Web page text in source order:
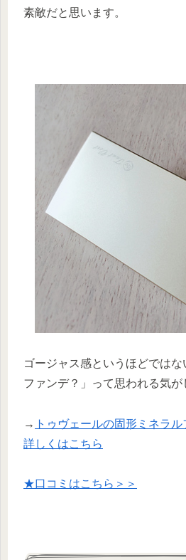
素敵だと思います。
ゴージャス感というほどでは
ファンデ？」って思われる気が
→ トゥヴェールの固形ミネラ
詳しくはこちら
★口コミはこちら＞＞